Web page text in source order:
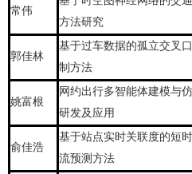
常伟
方法研究
郭佳林
基于过车数据的孤立交叉
制方法
姚富根
网约出行多智能体建模与
研发及应用
俞佳浩
基于站点实时关联度的短
流预测方法